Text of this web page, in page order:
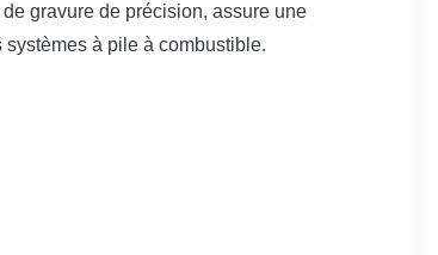
gravure de précision, assure une
à pile à combustible.